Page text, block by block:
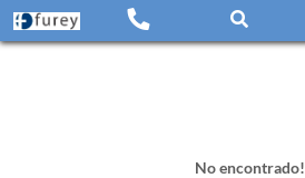
No encontrado!